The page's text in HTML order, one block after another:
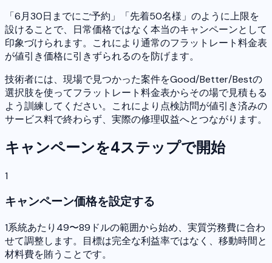
「6月30日までにご予約」「先着50名様」のように上限を
設けることで、日常価格ではなく本当のキャンペーンとして
印象づけられます。これにより通常のフラットレート料金表
が値引き価格に引きずられるのを防げます。
技術者には、現場で見つかった案件をGood/Better/Bestの
選択肢を使ってフラットレート料金表からその場で見積もる
よう訓練してください。これにより点検訪問が値引き済みの
サービス料で終わらず、実際の修理収益へとつながります。
キャンペーンを4ステップで開始
1
キャンペーン価格を設定する
1系統あたり49〜89ドルの範囲から始め、実質労務費に合わ
せて調整します。目標は完全な利益率ではなく、移動時間と
材料費を賄うことです。